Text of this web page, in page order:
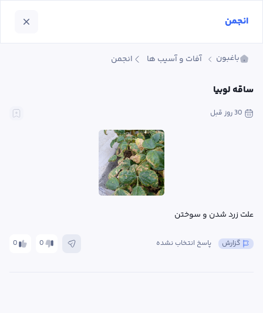
باغبون آفات و آسیب ها انجمن
ساقه لوبیا
30 روز قبل
علت زرد شدن و سوختن
0 0 پاسخ انتخاب نشده گزارش
انجمن